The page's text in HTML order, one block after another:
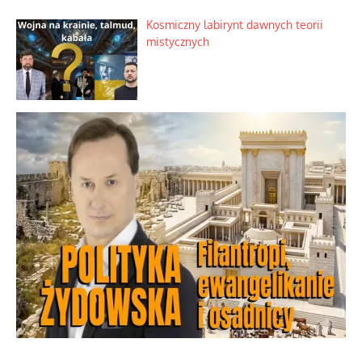
Kosmiczny labirynt dawnych teorii
mistycznych